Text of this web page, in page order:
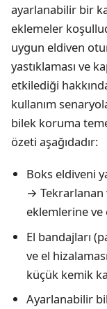
ayarlanabilir bir
eklemeler
uygun eldiven
yastıklaması ve
etkilediği
kullanım
bilek koruma
özeti aşağıdadır:
Boks eldiveni
→ Tekrarlanan
eklemlerine
El bandajları
ve el
küçük kemik
Ayarlanabilir